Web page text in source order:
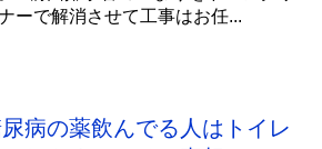
ーで解消させて工事はお任...
病の薬飲んでる人はトイレ